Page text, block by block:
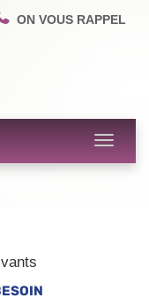
ON VOUS RAPPEL
Toggle